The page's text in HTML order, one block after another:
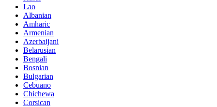
Lao
Albanian
Amharic
Armenian
Azerbaijani
Belarusian
Bengali
Bosnian
Bulgarian
Cebuano
Chichewa
Corsican